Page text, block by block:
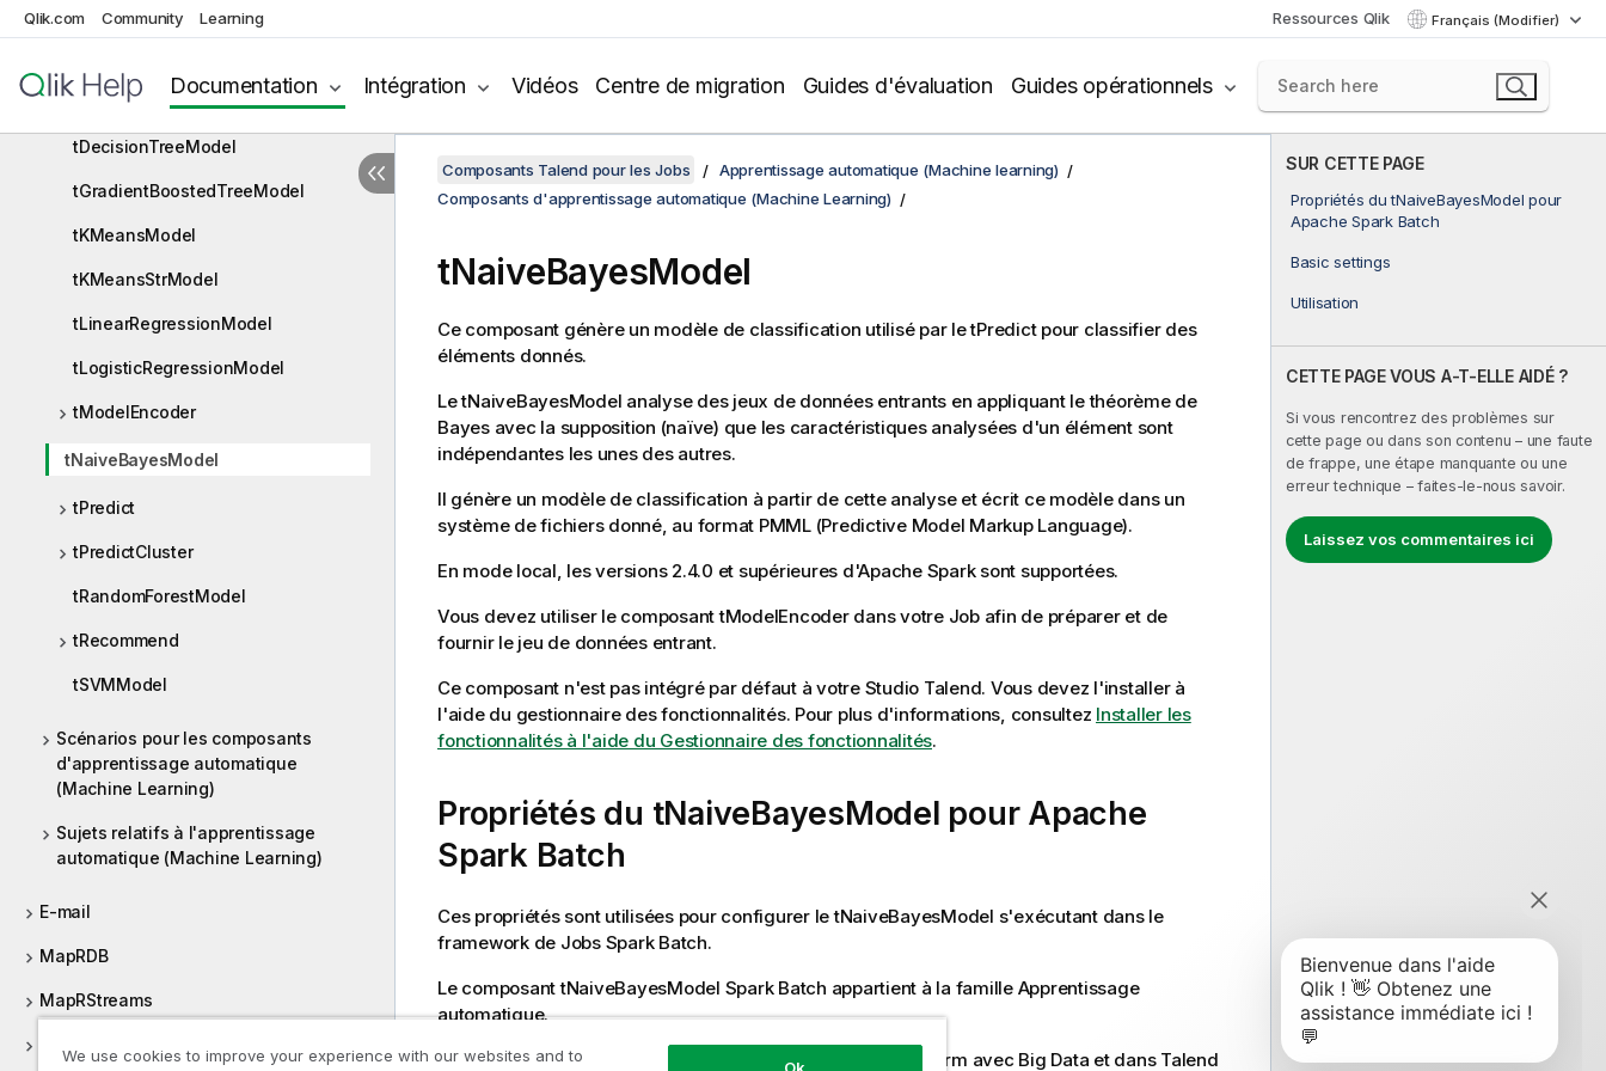
Qlik.com Community Learning Ressources Qlik Français (Modifier)
Documentation Intégration Vidéos Centre de migration Guides d'évaluation Guides opérationnels
tALSModel
tClassifySVM
tDecisionTreeModel
tGradientBoostedTreeModel
tKMeansModel
tKMeansStrModel
tLinearRegressionModel
tLogisticRegressionModel
tModelEncoder
tNaiveBayesModel
tPredict
tPredictCluster
tRandomForestModel
tRecommend
tSVMModel
Scénarios pour les composants
d'apprentissage automatique
(Machine Learning)
Sujets relatifs à l'apprentissage
automatique (Machine Learning)
E-mail
MapRDB
MapRStreams
SUR CETTE PAGE
Propriétés du tNaiveBayesModel pour
Apache Spark Batch
Basic settings
Utilisation
CETTE PAGE VOUS A-T-ELLE AIDÉ ?
Si vous rencontrez des problèmes sur
cette page ou dans son contenu – une faute
de frappe, une étape manquante ou une
erreur technique – faites-le-nous savoir.
Laissez vos commentaires ici
Composants Talend pour les Jobs
Apprentissage automatique (Machine learning)
Composants d'apprentissage automatique (Machine Learning)
tNaiveBayesModel
Ce composant génère un modèle de classification utilisé par letPredictpour classifier des
éléments donnés.
LetNaiveBayesModel analyse des jeux de données entrants en appliquant le théorème de
Bayes avec la supposition (naïve) que les caractéristiques analysées d'un élément sont
indépendantes les unes des autres.
Il génère un modèle de classification à partir de cette analyse et écrit ce modèle dans un
système de fichiers donné, au format PMML (Predictive Model Markup Language).
En mode local, les versions 2.4.0 et supérieures d'Apache Spark sont supportées.
Vous devez utiliser le composanttModelEncoderdans votre Job afin de préparer et de
fournir le jeu de données entrant.
Ce composant n'est pas intégré par défaut à votre Studio Talend. Vous devez l'installer à
l'aide du gestionnaire des fonctionnalités. Pour plus d'informations, consultez Installer les
fonctionnalités à l'aide du Gestionnaire des fonctionnalités.
Propriétés du tNaiveBayesModel pour Apache
Spark Batch
Ces propriétés sont utilisées pour configurer letNaiveBayesModel s'exécutant dans le
framework de Jobs Spark Batch.
Le composanttNaiveBayesModel Spark Batch appartient à la famille Apprentissage
automatique.
Ce composant est disponible dans les produits
Platform avec Big Data et dans Talend
We use cookies to improve your experience with our websites and to